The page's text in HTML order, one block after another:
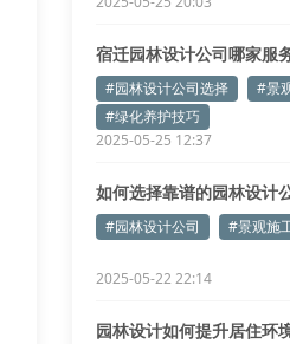
宿迁园林设计公司哪家服
#园林设计公司选择
#景
#绿化养护技巧
2025-05-25 12:37
如何选择靠谱的园林设计
建议
#园林设计公司 #景观施
2025-05-22 22:14
园林设计如何提升居住环